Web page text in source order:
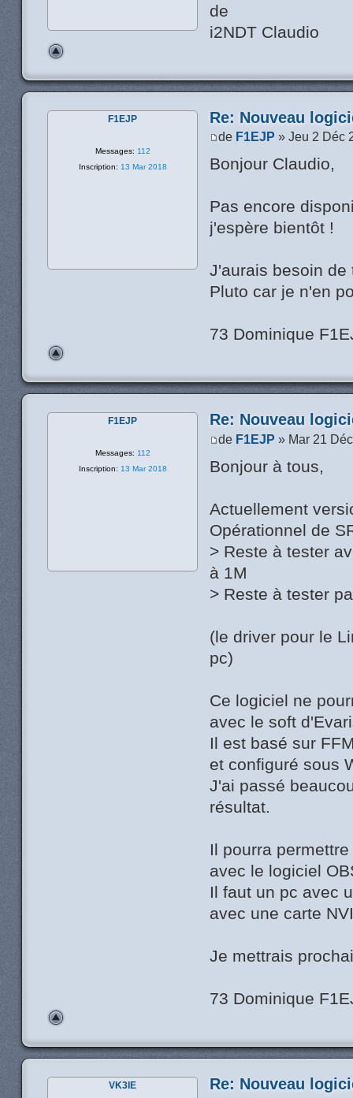
de
i2NDT Claudio
Re: Nouveau
de F1EJP » Jeu 2 Déc
Bonjour Claudio,
Pas encore
j'espère bientôt !
J'aurais besoin de
Pluto car je n'en
73 Dominique
F1EJP
Messages: 112
Inscription: 13 Mar 2018
Re: Nouveau
de F1EJP » Mar 21
Bonjour à tous,
Actuellement
Opérationnel de
> Reste à tester
à 1M
> Reste à tester
(le driver pour le
pc)
Ce logiciel ne
avec le soft
Il est basé sur
et configuré sous
J'ai passé
résultat.
Il pourra
avec le logiciel
Il faut un pc avec
avec une carte
Je mettrais
73 Dominique
F1EJP
Messages: 112
Inscription: 13 Mar 2018
Re: Nouveau
VK3IE